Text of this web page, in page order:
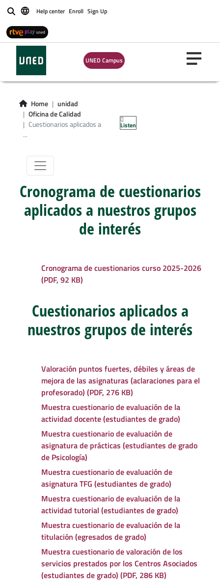
BuscarHelp center Enroll Sign Up
UNED Campus
Home
unidad
Oficina de Calidad
Cuestionarios aplicados a
...
Listen
Cuestionarios
aplicados a
nuestros grupos
de interés
Cronograma de cuestionarios
aplicados a nuestros grupos
de interés
Cronograma de cuestionarios curso 2025-2026
(PDF, 92 KB)
Cuestionarios aplicados a
nuestros grupos de interés
Valoración puntos fuertes, débiles y áreas de
mejora de las asignaturas (aclaraciones para el
profesorado) (PDF, 276 KB)
Muestra cuestionario de evaluación de la
actividad docente (estudiantes de grado)
Muestra cuestionario de evaluación de
asignatura de prácticas (estudiantes de grado
de Psicología)
Muestra cuestionario de evaluación de
asignatura TFG (estudiantes de grado)
Muestra cuestionario de evaluación de la
actividad tutorial (estudiantes de grado)
Muestra cuestionario de evaluación de la
titulación (egresados de grado)
Muestra cuestionario de valoración de los
servicios prestados por los Centros Asociados
(estudiantes de grado) (PDF, 286 KB)